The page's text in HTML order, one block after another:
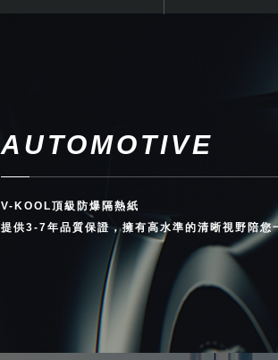
AUTOMOTIVE
V-KOOL頂級防爆隔熱紙
提供3-7年品質保證，擁有高水準的清晰視野陪您